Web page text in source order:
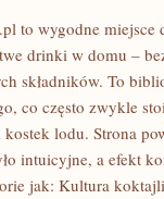
to wygodne miejsce
drinki w domu –
składników. To
co często zwykle
lodu. Strona
intuicyjne, a efekt
jak: Kultura